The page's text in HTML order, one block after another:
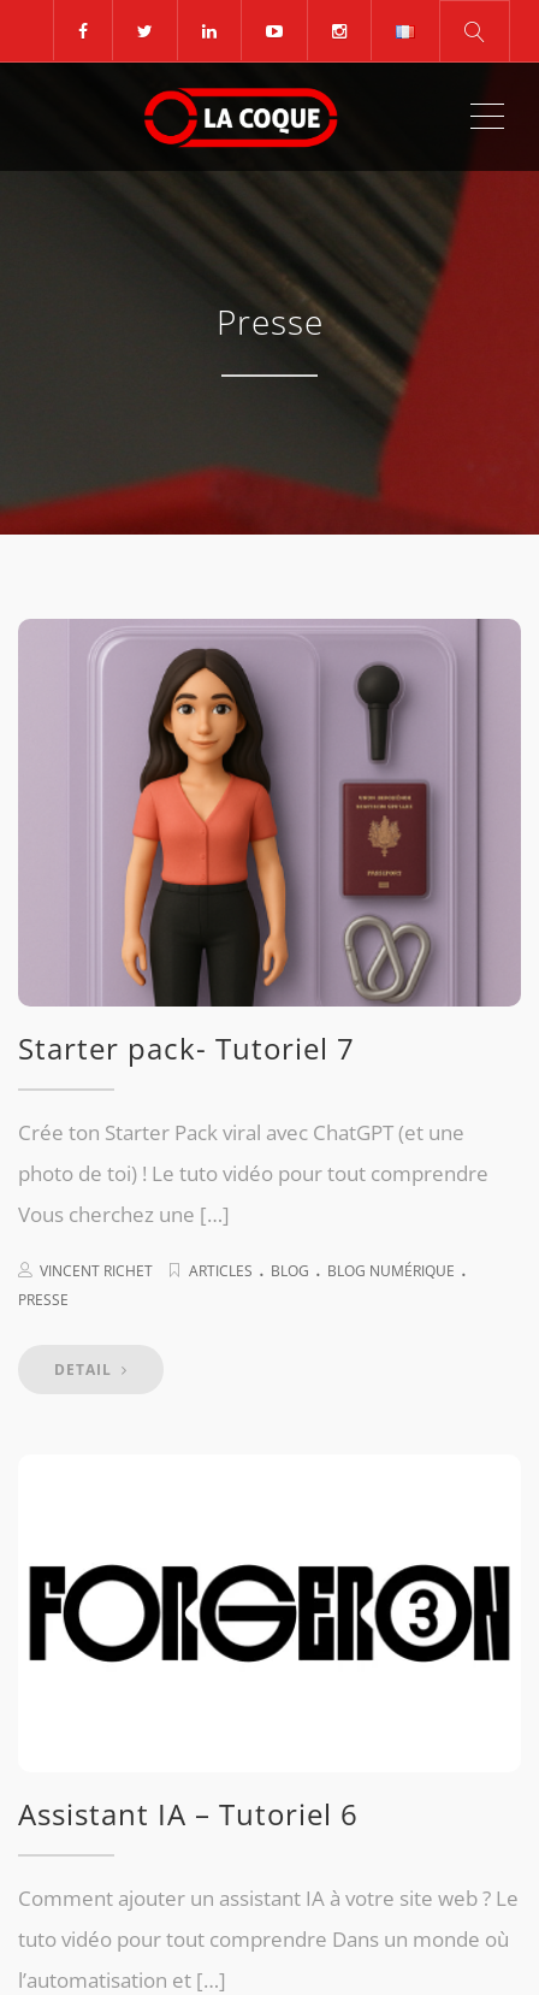
Presse
Starter pack- Tutoriel 7
Crée ton Starter Pack viral avec ChatGPT (et une
photo de toi) ! Le tuto vidéo pour tout comprendre
Vous cherchez une […]
VINCENT RICHET ARTICLES . BLOG . BLOG NUMÉRIQUE .
PRESSE
DETAIL
Assistant IA – Tutoriel 6
Comment ajouter un assistant IA à votre site web ? Le
tuto vidéo pour tout comprendre Dans un monde où
l’automatisation et […]